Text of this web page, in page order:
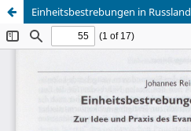
Einheitsbestrebungen in Russland